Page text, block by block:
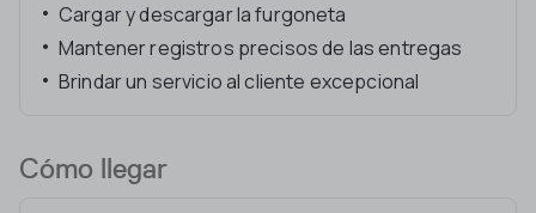
Cargar y descargar la furgoneta
Mantener registros precisos de las entregas
Brindar un servicio al cliente excepcional
Cómo llegar